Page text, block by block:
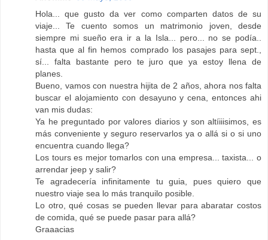
Hola... que gusto da ver como comparten datos de su
viaje... Te cuento somos un matrimonio joven, desde
siempre mi sueño era ir a la Isla... pero... no se podía..
hasta que al fin hemos comprado los pasajes para sept.,
sí... falta bastante pero te juro que ya estoy llena de
planes.
Bueno, vamos con nuestra hijita de 2 años, ahora nos falta
buscar el alojamiento con desayuno y cena, entonces ahi
van mis dudas:
Ya he preguntado por valores diarios y son altíiiisimos, es
más conveniente y seguro reservarlos ya o allá si o si uno
encuentra cuando llega?
Los tours es mejor tomarlos con una empresa... taxista... o
arrendar jeep y salir?
Te agradecería infinitamente tu guia, pues quiero que
nuestro viaje sea lo más tranquilo posible.
Lo otro, qué cosas se pueden llevar para abaratar costos
de comida, qué se puede pasar para allá?
Graaacias